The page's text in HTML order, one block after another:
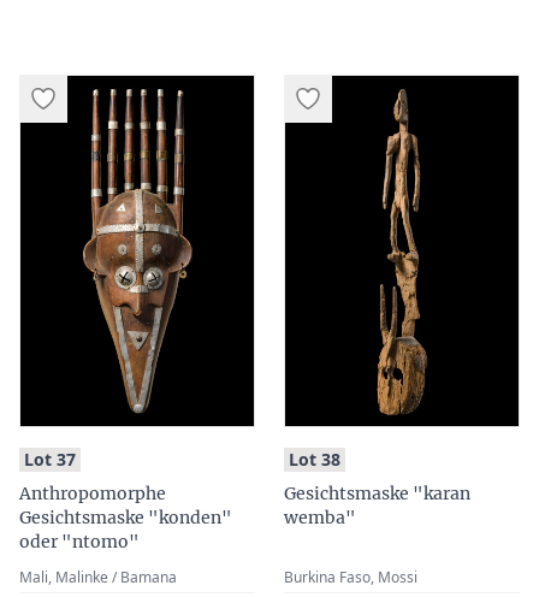
Lot 37:
Anthropomorphe
Gesichtsmaske "konden"
oder "ntomo"
Mali, Malinke / Bamana
Lot 38:
Gesichtsmaske "karan
wemba"
Burkina Faso, Mossi